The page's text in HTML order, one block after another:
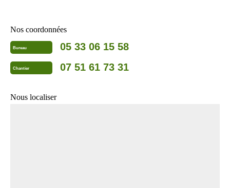
Nos coordonnées
Bureau 05 33 06 15 58
Chantier 07 51 61 73 31
Nous localiser